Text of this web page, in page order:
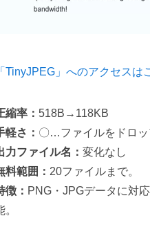
「TinyJPEG」へのアクセスは
縮率： 518B→118KB
軽さ： 〇…ファイルをドロッ
力ファイル名： 変化なし
料範囲： 20ファイルまで。
徴： PNG・JPGデータに対
。